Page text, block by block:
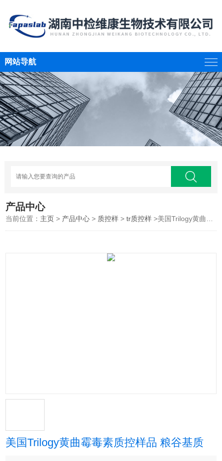
网站导航
产品中心
当前位置： 主页 > 产品中心 > 质控样 >tr质控样 >美国Trilogy黄曲霉毒素质控样品 粮谷基质
美国Trilogy黄曲霉毒素质控样品 粮谷基质